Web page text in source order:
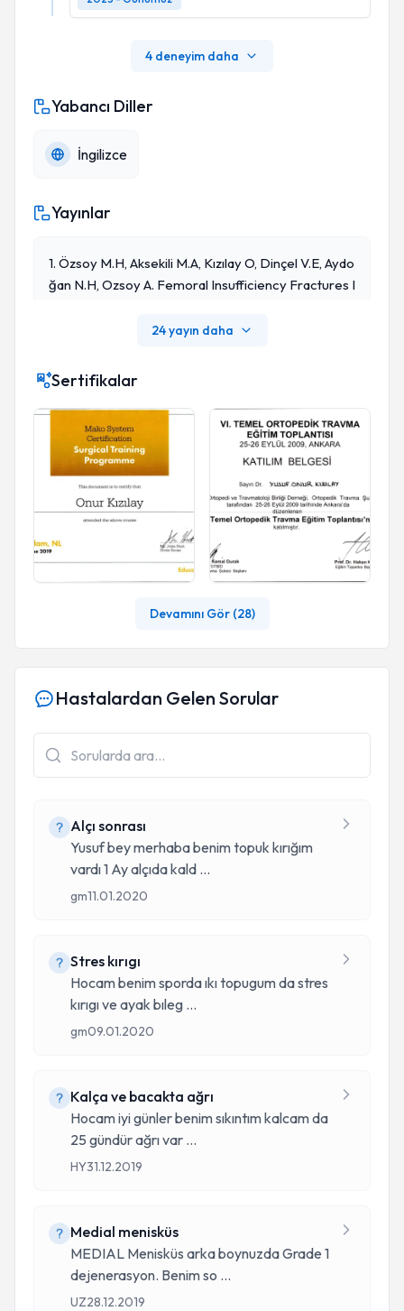
4 deneyim daha
Yabancı Diller
İngilizce
Yayınlar
1. Özsoy M.H, Aksekili M.A, Kızılay O, Dinçel V.E, Aydo
Ğan N.H, Ozsoy A. Femoral Insufficiency Fractures I
Omplicates Intramedullary Nailing. Acta Orthop Tra
T.2014.3202.
24 yayın daha
Sertifikalar
Devamını Gör (28)
Hastalardan Gelen Sorular
Alçı sonrası
Yusuf bey merhaba benim topuk kırığım
vardı 1 Ay alçıda kald ...
gm11.01.2020
Stres kırıgı
Hocam benim sporda ıkı topugum da stres
kırıgı ve ayak bıleg ...
gm09.01.2020
Kalça ve bacakta ağrı
Hocam iyi günler benim sıkıntım kalcam da
25 gündür ağrı var ...
HY31.12.2019
Medial menisküs
MEDIAL Menisküs arka boynuzda Grade 1
dejenerasyon. Benim so ...
UZ28.12.2019